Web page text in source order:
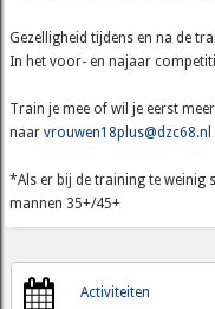
Gezelligheid tijdens en na de
In het voor- en najaar
Train je mee of wil je eerst
naarvrouwen18plus@dzc68.nl
*Als er bij de training te weinig
mannen 35+/45+
Activiteiten